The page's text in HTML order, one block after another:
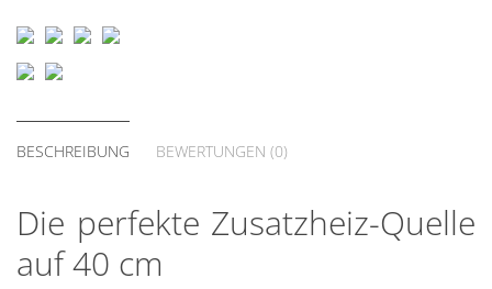
BESCHREIBUNG BEWERTUNGEN (0)
Die perfekte Zusatzheiz-Quelle
auf 40 cm